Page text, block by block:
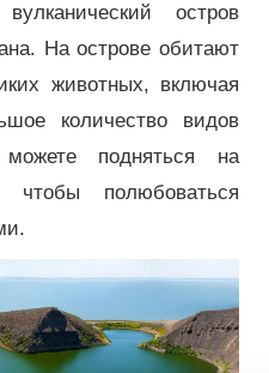
остров
На острове обитают
животных, включая
количество видов
подняться на
чтобы полюбоваться